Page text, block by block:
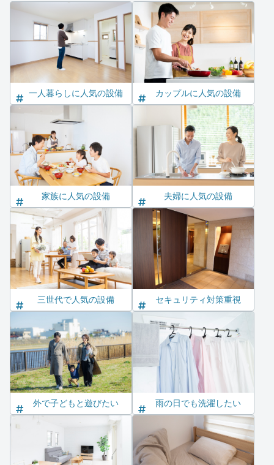
一人暮らしに人気の設備 カップルに人気の設備
家族に人気の設備 夫婦に人気の設備
三世代で人気の設備 セキュリティ対策重視
外で子どもと遊びたい 雨の日でも洗濯したい